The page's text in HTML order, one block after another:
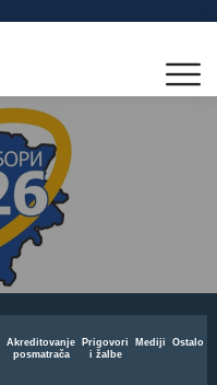
Akreditovanje
posmatrača
Prigovori
i žalbe
Mediji Ostalo